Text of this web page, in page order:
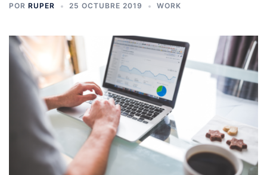
POR RUPER 25 OCTUBRE 2019 WORK